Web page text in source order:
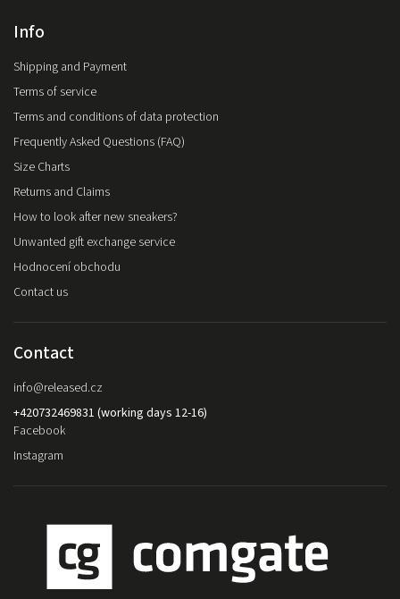
Info
Shipping and Payment
Terms of service
Terms and conditions of data protection
Frequently Asked Questions (FAQ)
Size Charts
Returns and Claims
How to look after new sneakers?
Unwanted gift exchange service
Hodnocení obchodu
Contact us
Contact
info@released.cz
+420732469831 (working days 12-16)
Facebook
Instagram